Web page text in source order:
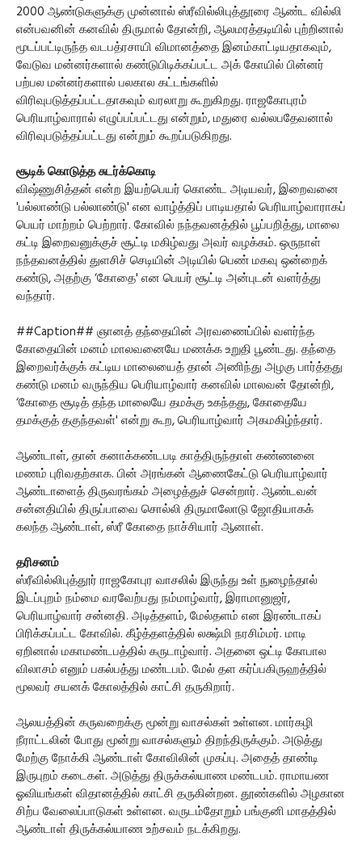
2000 ஆண்டுகளுக்கு முன்னால் ஸ்ரீவில்லிபுத்தூரை ஆண்ட வில்லி
என்பவனின் கனவில் திருமால் தோன்றி, ஆலமரத்தடியில் புற்றினால்
மூடப்பட்டிருந்த வடபத்ரசாயி விமானத்தை இனம்காட்டியதாகவும்,
வேடுவ மன்னர்களால் கண்டுபிடிக்கப்பட்ட அக் கோயில் பின்னர்
பற்பல மன்னர்களால் பலகால கட்டங்களில்
விரிவுபடுத்தப்பட்டதாகவும் வரலாறு கூறுகிறது. ராஜகோபுரம்
பெரியாழ்வாரால் எழுப்பப்பட்டது என்றும், மதுரை வல்லபதேவனால்
விரிவுபடுத்தப்பட்டது என்றும் கூறப்படுகிறது.
சூடிக் கொடுத்த சுடர்க்கொடி
விஷ்ணுசித்தன் என்ற இயற்பெயர் கொண்ட அடியவர், இறைவனை
'பல்லாண்டு பல்லாண்டு' என வாழ்த்திப் பாடியதால் பெரியாழ்வாராகப்
பெயர் மாற்றம் பெற்றார். கோவில் நந்தவனத்தில் பூப்பறித்து, மாலை
கட்டி இறைவனுக்குச் சூட்டி மகிழ்வது அவர் வழக்கம். ஒருநாள்
நந்தவனத்தில் துளசிச் செடியின் அடியில் பெண் மகவு ஒன்றைக்
கண்டு, அதற்கு ‘கோதை' என பெயர் சூட்டி அன்புடன் வளர்த்து
வந்தார்.
##Caption## ஞானத் தந்தையின் அரவணைப்பில் வளர்ந்த
கோதையின் மனம் மாலவனையே மணக்க உறுதி பூண்டது. தந்தை
இறைவர்க்குக் கட்டிய மாலையைத் தான் அணிந்து அழகு பார்த்தது
கண்டு மனம் வருந்திய பெரியாழ்வார் கனவில் மாலவன் தோன்றி,
‘கோதை சூடித் தந்த மாலையே தமக்கு உகந்தது, கோதையே
தமக்குத் தகுந்தவள்' என்று கூற, பெரியாழ்வார் அகமகிழ்ந்தார்.
ஆண்டாள், தான் கனாக்கண்டபடி காத்திருந்தாள் கண்ணனை
மணம் புரிவதற்காக. பின் அரங்கன் ஆணைகேட்டு பெரியாழ்வார்
ஆண்டாளைத் திருவரங்கம் அழைத்துச் சென்றார். ஆண்டவன்
சன்னதியில் திருப்பாவை சொல்லி திருமாலோடு ஜோதியாகக்
கலந்த ஆண்டாள், ஸ்ரீ கோதை நாச்சியார் ஆனாள்.
தரிசனம்
ஸ்ரீவில்லிபுத்தூர் ராஜகோபுர வாசலில் இருந்து உள் நுழைந்தால்
இடப்புறம் நம்மை வரவேற்பது நம்மாழ்வார், இராமானுஜர்,
பெரியாழ்வார் சன்னதி. அடித்தளம், மேல்தளம் என இரண்டாகப்
பிரிக்கப்பட்ட கோவில். கீழ்த்தளத்தில் லக்ஷ்மி நரசிம்மர். மாடி
ஏறினால் மகாமண்டபத்தில் கருடாழ்வார். அதனை ஒட்டி கோபால
விலாசம் எனும் பகல்பத்து மண்டபம். மேல் தள கர்ப்பகிருஹத்தில்
மூலவர் சயனக் கோலத்தில் காட்சி தருகிறார்.
ஆலயத்தின் கருவறைக்கு மூன்று வாசல்கள் உள்ளன. மார்கழி
நீராட்டலின் போது மூன்று வாசல்களும் திறந்திருக்கும். அடுத்து
மேற்கு நோக்கி ஆண்டாள் கோவிலின் முகப்பு. அதைத் தாண்டி
இருபுறம் கடைகள். அடுத்து திருக்கல்யாண மண்டபம். ராமாயண
ஓவியங்கள் விதானத்தில் காட்சி தருகின்றன. தூண்களில் அழகான
சிற்ப வேலைப்பாடுகள் உள்ளன. வருடம்தோறும் பங்குனி மாதத்தில்
ஆண்டாள் திருக்கல்யாண உற்சவம் நடக்கிறது.